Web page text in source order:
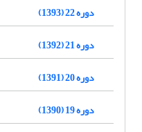
دوره 22 (1393)
دوره 21 (1392)
دوره 20 (1391)
دوره 19 (1390)